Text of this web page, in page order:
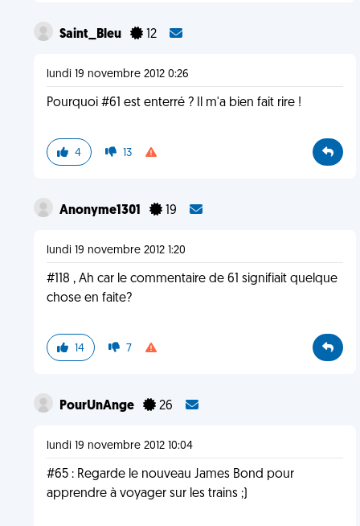
Saint_Bleu 12
lundi 19 novembre 2012 0:26
Pourquoi #61 est enterré ? Il m'a bien fait rire !
4 13
Anonyme1301 19
lundi 19 novembre 2012 1:20
#118 , Ah car le commentaire de 61 signifiait quelque
chose en faite?
14 7
PourUnAnge 26
lundi 19 novembre 2012 10:04
#65 : Regarde le nouveau James Bond pour
apprendre à voyager sur les trains ;)